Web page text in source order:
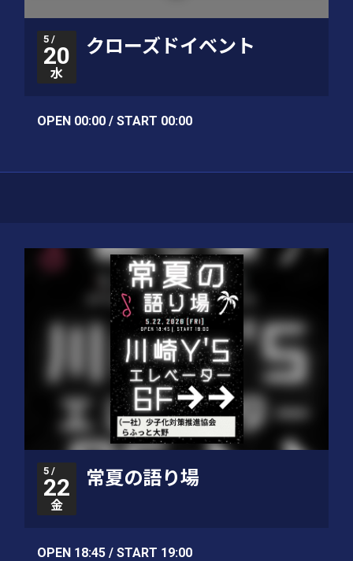
5 /
20
水
クローズドイベント
OPEN 00:00 / START 00:00
5 /
22
金
常夏の語り場
OPEN 18:45 / START 19:00